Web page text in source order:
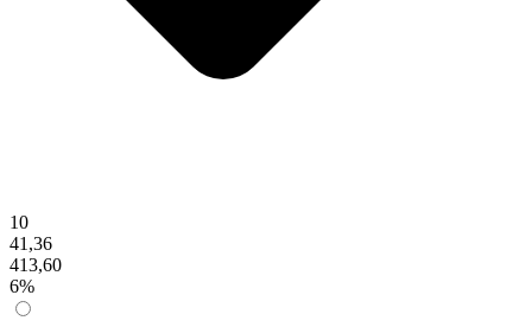
10
41,36
413,60
6%